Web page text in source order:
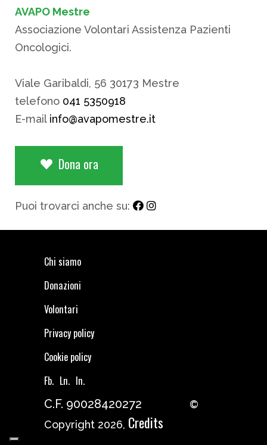
AVAPO Mestre
Associazione Volontari Assistenza Pazienti
Oncologici.
Viale Garibaldi, 56 30173 Mestre
telefono 041 5350918
E-mail info@avapomestre.it
Dona ora
Puoi trovarci anche su:
Chi siamo
Donazioni
Volontari
Privacy policy
Cookie policy
Fb. Ln. In.
C.F. 90028420272
©
Copyright 2026, Credits